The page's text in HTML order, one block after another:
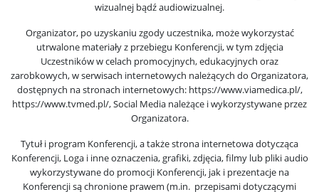
wizualnej bądź audiowizualnej.
Organizator, po uzyskaniu zgody uczestnika, może wykorzystać
utrwalone materiały z przebiegu Konferencji, w tym zdjęcia
Uczestników w celach promocyjnych, edukacyjnych oraz
zarobkowych, w serwisach internetowych należących do Organizatora,
dostępnych na stronach internetowych: https://www.viamedica.pl/,
https://www.tvmed.pl/, Social Media należące i wykorzystywane przez
Organizatora.
Tytuł i program Konferencji, a także strona internetowa dotycząca
Konferencji, Loga i inne oznaczenia, grafiki, zdjęcia, filmy lub pliki audio
wykorzystywane do promocji Konferencji, jak i prezentacje na
Konferencji są chronione prawem (m.in. przepisami dotyczącymi